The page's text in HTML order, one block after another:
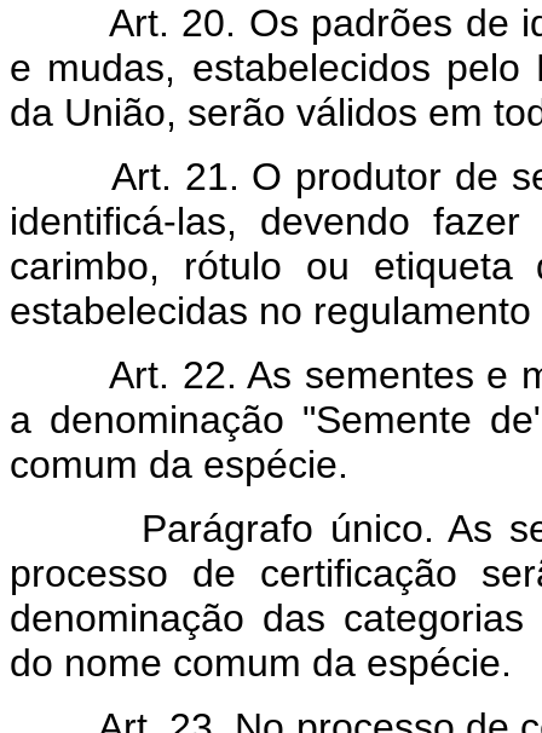
Art. 20. Os padrões de
e mudas, estabelecidos
da União, serão válidos em
Art. 21. O produtor de
identificá-las, devendo
carimbo, rótulo ou etiqueta
estabelecidas no
Art. 22. As sementes e
a denominação "Semente
comum da espécie.
Parágrafo único. As
processo de certificação
denominação das
do nome comum da espécie.